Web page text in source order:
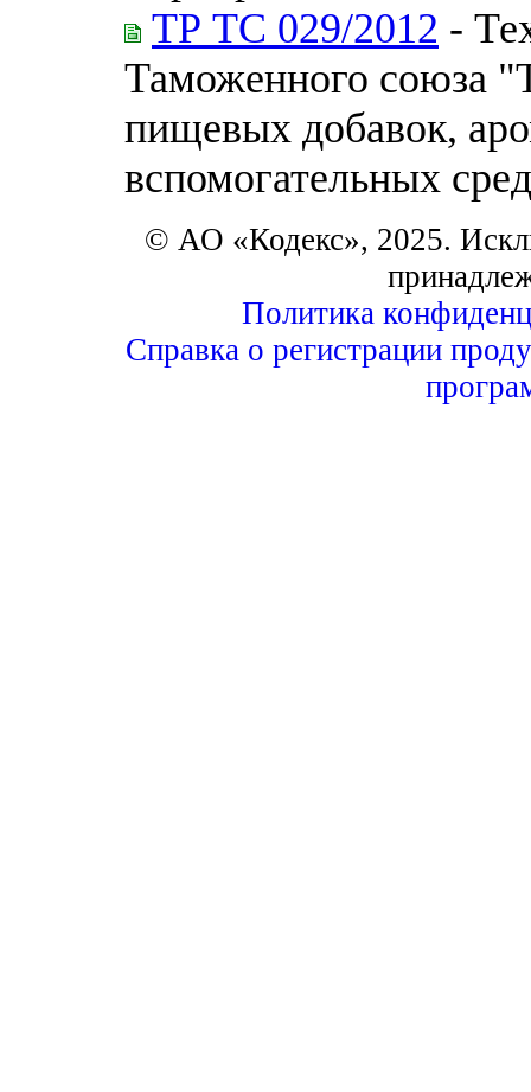
ТР ТС 029/2012 -
Таможенного союза
пищевых добавок,
вспомогательных
© АО «Кодекс», 2025.
Политика
Справка о регистрации